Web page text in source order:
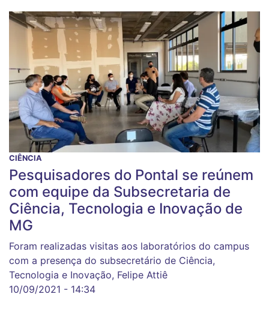
CIÊNCIA
Pesquisadores do Pontal se reúnem
com equipe da Subsecretaria de
Ciência, Tecnologia e Inovação de
MG
Foram realizadas visitas aos laboratórios do campus
com a presença do subsecretário de Ciência,
Tecnologia e Inovação, Felipe Attiê
10/09/2021 - 14:34